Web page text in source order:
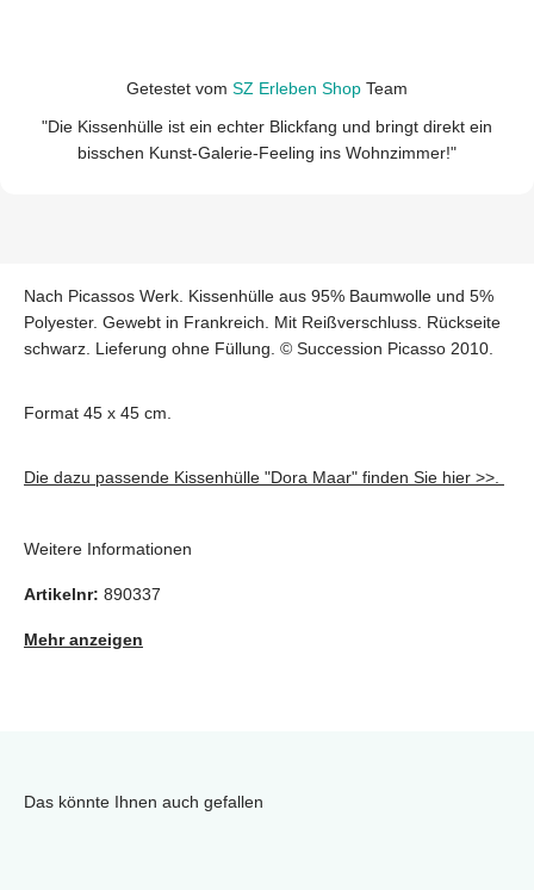
Getestet vom SZ Erleben Shop Team
"Die Kissenhülle ist ein echter Blickfang und bringt direkt ein
bisschen Kunst-Galerie-Feeling ins Wohnzimmer!"
Nach Picassos Werk. Kissenhülle aus 95% Baumwolle und 5%
Polyester. Gewebt in Frankreich. Mit Reißverschluss. Rückseite
schwarz. Lieferung ohne Füllung. © Succession Picasso 2010.
Format 45 x 45 cm.
Die dazu passende Kissenhülle "Dora Maar" finden Sie hier >>.
Weitere Informationen
Artikelnr: 890337
Mehr anzeigen
Das könnte Ihnen auch gefallen